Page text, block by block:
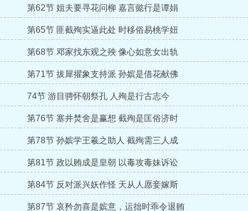
第62节 姐夫要寻花问柳 嘉言懿行是谭娟
第65节 匪截殉实逼此处 时移俗易桃学妞
第68节 邓家找东观之殃 像心如意女出轨
第71节 拔犀擢象支持派 孙嫔是借花献佛
74节 游目骋怀朝祭孔 人殉是行古志今
第76节 塞井焚舍是赢想 截殉是匡俗济时
第78节 孙嫔学王羲之助人 截殉需三人成
第81节 政以贿成是皇朝 以毒攻毒妹诉讼
第84节 反对派兴妖作怪 天从人愿妾嫁斯
第87节 哀矜勿喜是嫔意，运拙时乖令退贿